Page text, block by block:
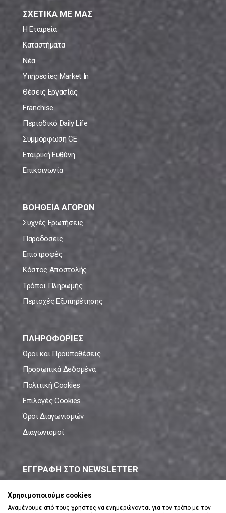
ΣΧΕΤΙΚΑ ΜΕ ΜΑΣ
Η Εταιρεία
Καταστήματα
Νέα
Υπηρεσίες Market In
Θέσεις Εργασίας
Franchise
Περιοδικό Daily Life
Συμμόρφωση CE
Εταιρική Ευθύνη
Επικοινωνία
ΒΟΗΘΕΙΑ ΑΓΟΡΩΝ
Συχνές Ερωτήσεις
Παραδόσεις
Επιστροφές
Κόστος Αποστολής
Τρόποι Πληρωμής
Περιοχές Εξυπηρέτησης
ΠΛΗΡΟΦΟΡΙΕΣ
Όροι και Προϋποθέσεις
Προσωπικά Δεδομένα
Πολιτική Cookies
Επιλογές Cookies
Όροι Διαγωνισμών
Διαγωνισμοί
ΕΓΓΡΑΦΗ ΣΤΟ NEWSLETTER
Χρησιμοποιούμε cookies
Αναμένουμε από τους χρήστες να ενημερώνονται για τον τρόπο με τον